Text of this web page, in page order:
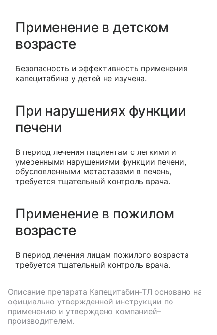
Применение в детском
возрасте
Безопасность и эффективность применения
капецитабина у детей не изучена.
При нарушениях функции
печени
В период лечения пациентам с легкими и
умеренными нарушениями функции печени,
обусловленными метастазами в печень,
требуется тщательный контроль врача.
Применение в пожилом
возрасте
В период лечения лицам пожилого возраста
требуется тщательный контроль врача.
Описание препарата Капецитабин-ТЛ основано на
официально утвержденной инструкции по
применению и утверждено компанией–
производителем.